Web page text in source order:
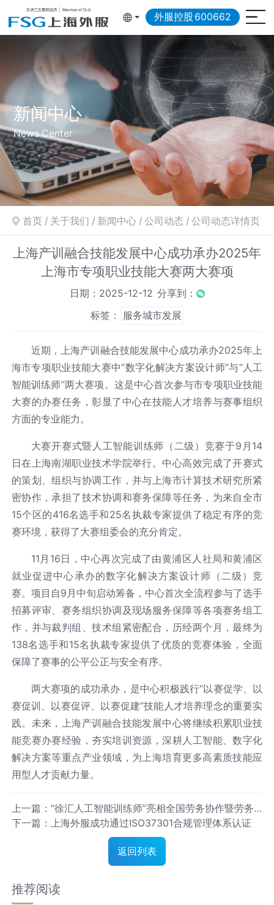
外服控股 600662
新闻中心
News Center
首页 / 关于我们 / 新闻中心 / 公司动态 / 公司动态详情页
上海产训融合技能发展中心成功承办2025年
上海市专项职业技能大赛两大赛项
日期：2025-12-12 分享到：
标签：
服务城市发展
近期，上海产训融合技能发展中心成功承办2025年上
海市专项职业技能大赛中“数字化解决方案设计师”与“人工
智能训练师”两大赛项。这是中心首次参与市专项职业技能
大赛的办赛任务，彰显了中心在技能人才培养与赛事组织
方面的专业能力。
大赛开赛式暨人工智能训练师（二级）竞赛于9月14
日在上海南湖职业技术学院举行。中心高效完成了开赛式
的策划、组织与协调工作，并与上海市计算技术研究所紧
密协作，承担了技术协调和赛务保障等任务，为来自全市
15个区的416名选手和25名执裁专家提供了稳定有序的竞
赛环境，获得了大赛组委会的充分肯定。
11月16日，中心再次完成了由黄浦区人社局和黄浦区
就业促进中心承办的数字化解决方案设计师（二级）竞
赛。项目自9月中旬启动筹备，中心首次全流程参与了选手
招募评审、赛务组织协调及现场服务保障等各项赛务组工
作，并与裁判组、技术组紧密配合，历经两个月，最终为
138名选手和15名执裁专家提供了优质的竞赛体验，全面
保障了赛事的公平公正与安全有序。
两大赛项的成功承办，是中心积极践行“以赛促学、以
赛促训、以赛促评、以赛促建”技能人才培养理念的重要实
践。未来，上海产训融合技能发展中心将继续积累职业技
能竞赛办赛经验，夯实培训资源，深耕人工智能、数字化
解决方案等重点产业领域，为上海培育更多高素质技能应
用型人才贡献力量。
上一篇：“徐汇人工智能训练师”亮相全国劳务协作暨劳务
品牌发展大会
返回列表
下一篇：上海外服成功通过ISO37301合规管理体系认证
推荐阅读